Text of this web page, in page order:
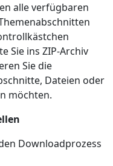
alle verfügbaren
Sie ins ZIP-Archiv
Sie die
Dateien oder
möchten.
Downloadprozess